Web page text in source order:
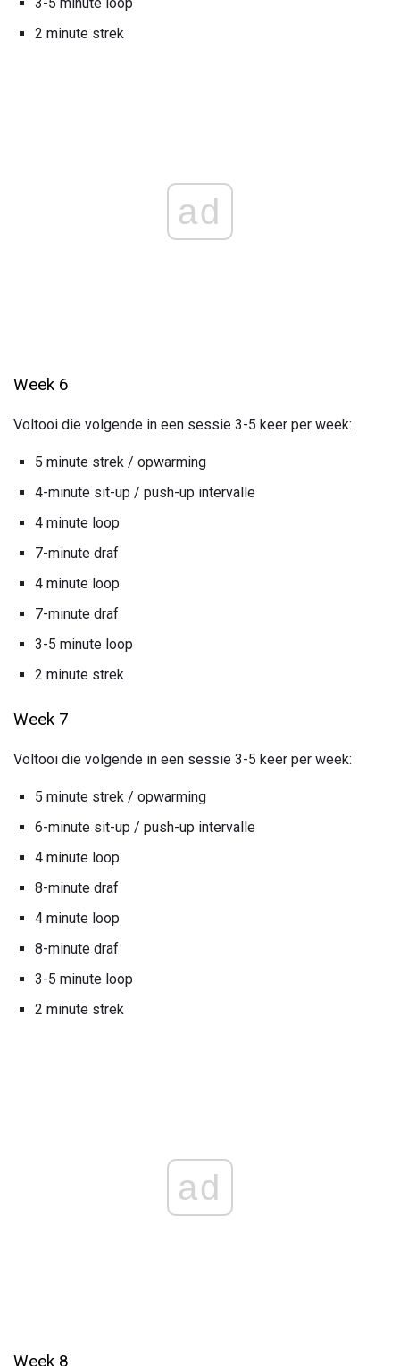
2 minute strek
ad
Week 6
Voltooi die volgende in een sessie 3-5 keer per week:
5 minute strek / opwarming
4-minute sit-up / push-up intervalle
4 minute loop
7-minute draf
4 minute loop
7-minute draf
3-5 minute loop
2 minute strek
Week 7
Voltooi die volgende in een sessie 3-5 keer per week:
5 minute strek / opwarming
6-minute sit-up / push-up intervalle
4 minute loop
8-minute draf
4 minute loop
8-minute draf
3-5 minute loop
2 minute strek
ad
Week 8